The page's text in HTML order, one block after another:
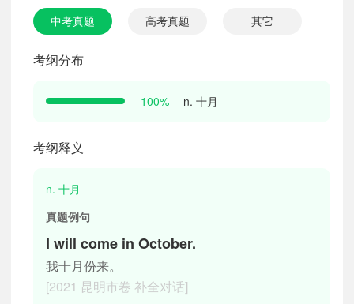
中考真题 高考真题 其它
考纲分布
100% n. 十月
考纲释义
n. 十月
真题例句
I will come in October.
我十月份来。
[2021 昆明市卷 补全对话]